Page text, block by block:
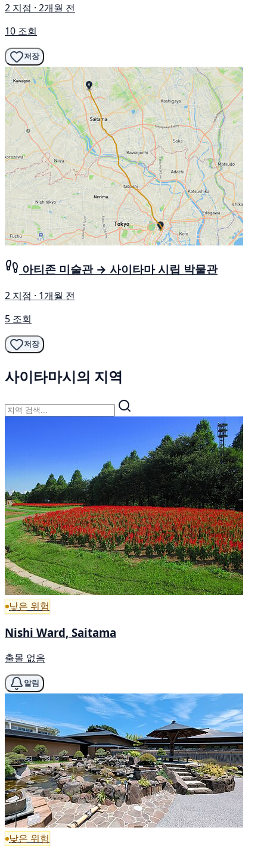
2 지점 · 2개월 전
10 조회
저장
아티존 미술관 → 사이타마 시립 박물관
2 지점 · 1개월 전
5 조회
저장
사이타마시의 지역
낮은 위험
Nishi Ward, Saitama
출몰 없음
알림
낮은 위험